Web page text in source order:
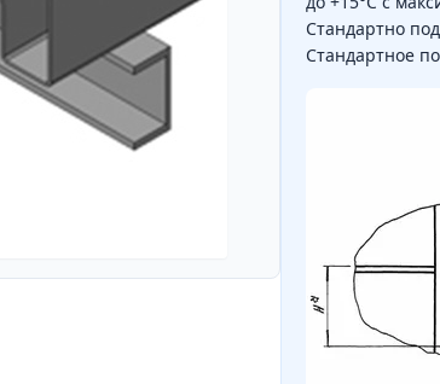
Стандартно
Стандартное